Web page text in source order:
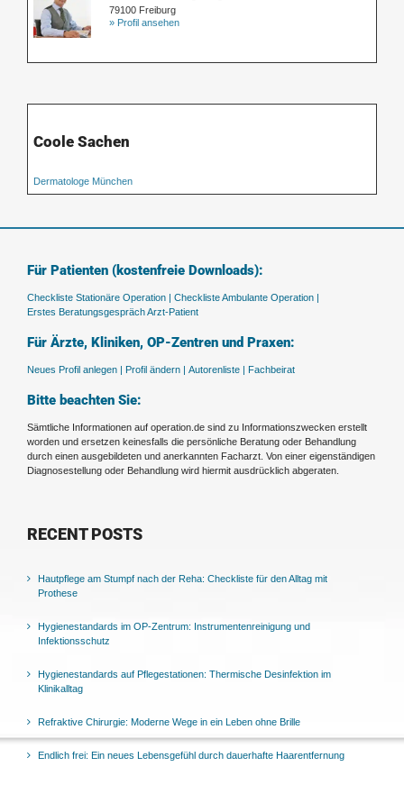
79100 Freiburg
» Profil ansehen
Coole Sachen
Dermatologe München
Für Patienten (kostenfreie Downloads):
Checkliste Stationäre Operation | Checkliste Ambulante Operation |
Erstes Beratungsgespräch Arzt-Patient
Für Ärzte, Kliniken, OP-Zentren und Praxen:
Neues Profil anlegen | Profil ändern | Autorenliste | Fachbeirat
Bitte beachten Sie:
Sämtliche Informationen auf operation.de sind zu Informationszwecken erstellt
worden und ersetzen keinesfalls die persönliche Beratung oder Behandlung
durch einen ausgebildeten und anerkannten Facharzt. Von einer eigenständigen
Diagnosestellung oder Behandlung wird hiermit ausdrücklich abgeraten.
RECENT POSTS
Hautpflege am Stumpf nach der Reha: Checkliste für den Alltag mit
Prothese
Hygienestandards im OP-Zentrum: Instrumentenreinigung und
Infektionsschutz
Hygienestandards auf Pflegestationen: Thermische Desinfektion im
Klinikalltag
Refraktive Chirurgie: Moderne Wege in ein Leben ohne Brille
Endlich frei: Ein neues Lebensgefühl durch dauerhafte Haarentfernung